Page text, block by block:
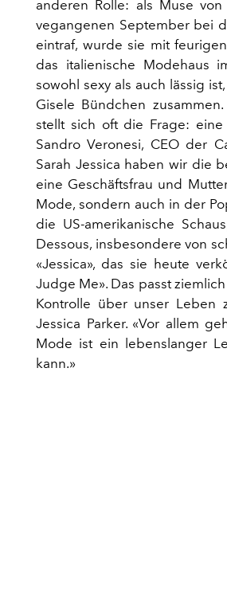
anderen Rolle: als Muse
vegangenen September bei
eintraf, wurde sie mit
das italienische Modehaus
sowohl sexy als auch lässig
Gisele Bündchen
stellt sich oft die Frage: eine
Sandro Veronesi, CEO der
Sarah Jessica haben wir die
eine Geschäftsfrau und
Mode, sondern auch in der
die US-amerikanische
Dessous, insbesondere von
«Jessica», das sie heute
Judge Me». Das passt
Kontrolle über unser Leben
Jessica Parker. «Vor allem
Mode ist ein lebenslanger
kann.»